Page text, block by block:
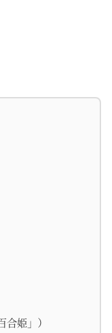
姫」）